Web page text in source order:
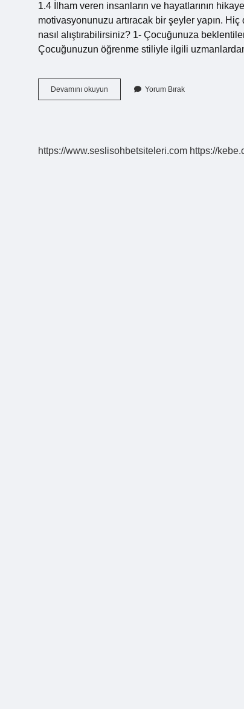
1.4 İlham veren insanların ve hayatlarının
motivasyonunuzu artıracak bir şeyler yapın.
nasıl alıştırabilirsiniz? 1- Çocuğunuza
Çocuğunuzun öğrenme stiliyle ilgili
Devamını okuyun
Hiç
Yapmalıyım
Yorum Bırak
https://www.seslisohbetsiteleri.com https://